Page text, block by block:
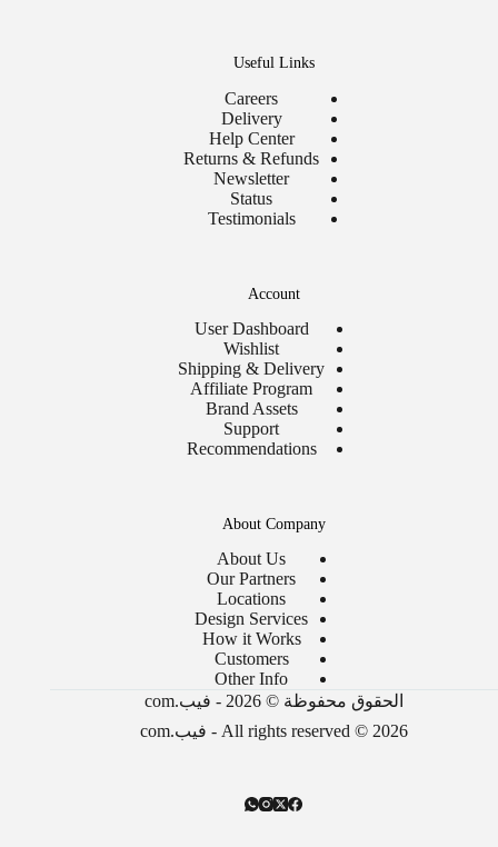
Useful Links
Careers
Delivery
Help Center
Returns & Refunds
Newsletter
Status
Testimonials
Account
User Dashboard
Wishlist
Shipping & Delivery
Affiliate Program
Brand Assets
Support
Recommendations
About Company
About Us
Our Partners
Locations
Design Services
How it Works
Customers
Other Info
الحقوق محفوظة © 2026 - فيب.com
All rights reserved © 2026 - فيب.com